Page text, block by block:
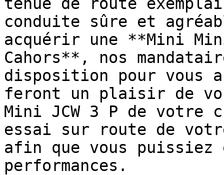
conduite sûre et
acquérir une **Mini
Cahors**, nos
disposition pour vous
feront un plaisir de
Mini JCW 3 P de votre
essai sur route de
afin que vous puissiez
performances.